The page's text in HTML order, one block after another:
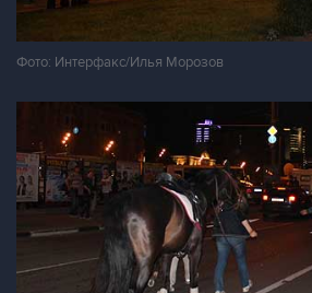
Фото: Интерфакс/Илья Морозов